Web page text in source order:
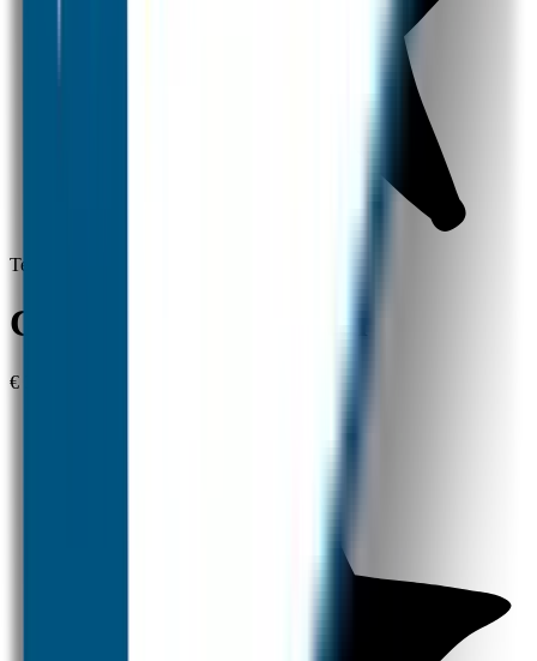
Tevredenheid gegarandeerd
Combideal 1 Prenatal
€ 33,85